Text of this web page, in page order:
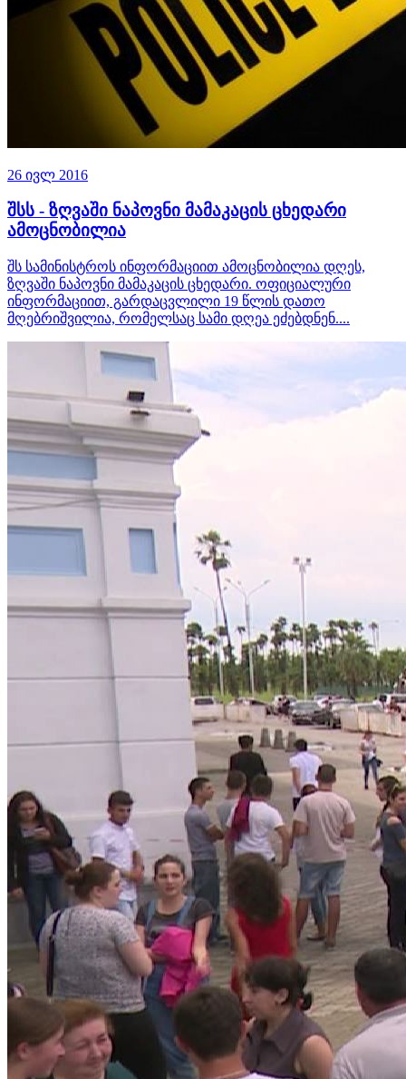
26 ივლ 2016
შსს - ზღვაში ნაპოვნი მამაკაცის ცხედარი
ამოცნობილია
შს სამინისტროს ინფორმაციით ამოცნობილია დღეს,
ზღვაში ნაპოვნი მამაკაცის ცხედარი. ოფიციალური
ინფორმაციით, გარდაცვლილი 19 წლის დათო
მღებრიშვილია, რომელსაც სამი დღეა ეძებდნენ....